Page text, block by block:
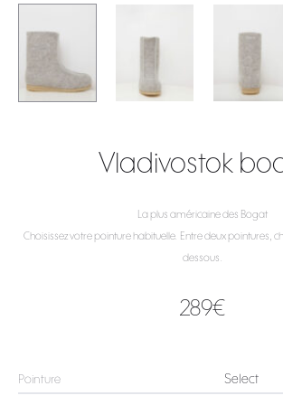
Vladivostok
La plus américaine des Bogat
Choisissez votre pointure habituelle. Entre deux pointures,
dessous.
289€
Pointure